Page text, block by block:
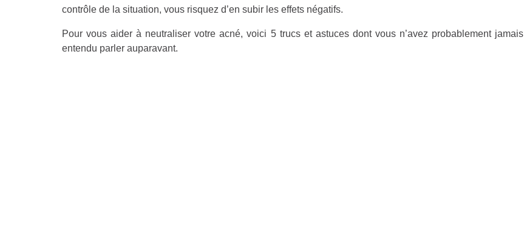
contrôle de la situation, vous risquez d’en subir les effets négatifs.
Pour vous aider à neutraliser votre acné, voici 5 trucs et astuces dont vous n’avez probablement jamais
entendu parler auparavant.